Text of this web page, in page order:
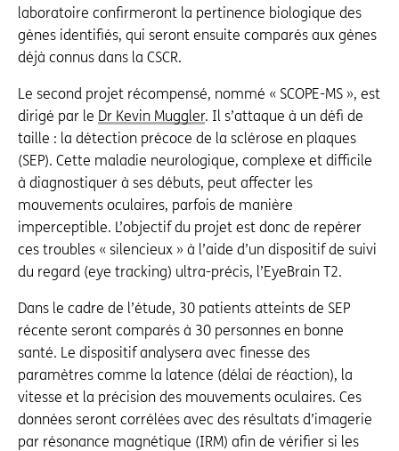
laboratoire confirmeront la pertinence biologique des
gènes identifiés, qui seront ensuite comparés aux gènes
déjà connus dans la CSCR.
Le second projet récompensé, nommé « SCOPE-MS », est
dirigé par le Dr Kevin Muggler. Il s’attaque à un défi de
taille : la détection précoce de la sclérose en plaques
(SEP). Cette maladie neurologique, complexe et difficile
à diagnostiquer à ses débuts, peut affecter les
mouvements oculaires, parfois de manière
imperceptible. L’objectif du projet est donc de repérer
ces troubles « silencieux » à l’aide d’un dispositif de suivi
du regard (eye tracking) ultra-précis, l’EyeBrain T2.
Dans le cadre de l’étude, 30 patients atteints de SEP
récente seront comparés à 30 personnes en bonne
santé. Le dispositif analysera avec finesse des
paramètres comme la latence (délai de réaction), la
vitesse et la précision des mouvements oculaires. Ces
données seront corrélées avec des résultats d’imagerie
par résonance magnétique (IRM) afin de vérifier si les